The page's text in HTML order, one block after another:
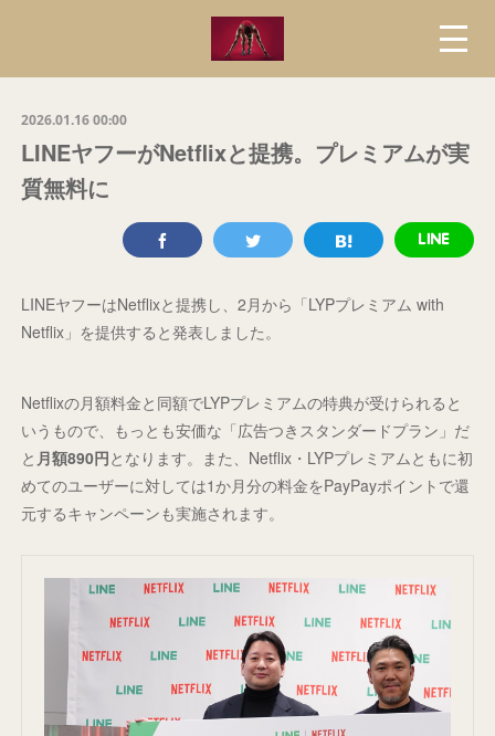
2026.01.16 00:00
LINEヤフーがNetflixと提携。プレミアムが実
質無料に
LINEヤフーはNetflixと提携し、2月から「LYPプレミアム with
Netflix」を提供すると発表しました。
Netflixの月額料金と同額でLYPプレミアムの特典が受けられると
いうもので、もっとも安価な「広告つきスタンダードプラン」だ
と 月額890円となります。また、Netflix・LYPプレミアムともに初
めてのユーザーに対しては1か月分の料金をPayPayポイントで還
元するキャンペーンも実施されます。